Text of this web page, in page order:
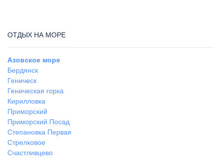
ОТДЫХ НА МОРЕ
Азовское море
Бердянск
Геническ
Геническая горка
Кирилловка
Приморский
Приморский Посад
Степановка Первая
Стрелковое
Счастливцево